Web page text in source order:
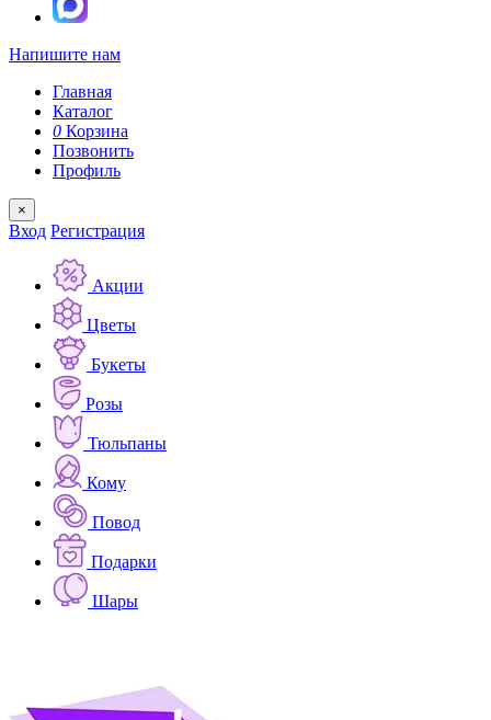
Напишите нам
Главная
Каталог
0 Корзина
Позвонить
Профиль
×
Вход Регистрация
Акции
Цветы
Букеты
Розы
Тюльпаны
Кому
Повод
Подарки
Шары